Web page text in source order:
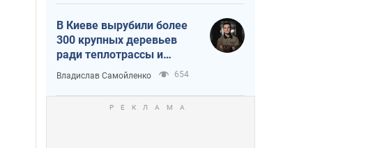
В Киеве вырубили более
300 крупных деревьев
ради теплотрассы и
вопреки Генплану
Владислав Самойленко 654